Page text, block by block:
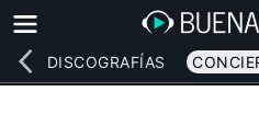
DISCOGRAFÍAS